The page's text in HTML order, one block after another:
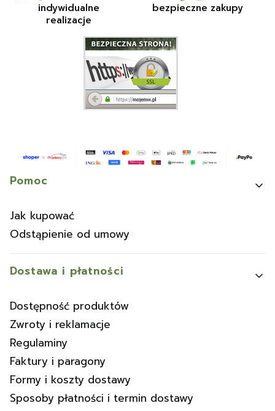
indywidualne
realizacje
bezpieczne zakupy
Linki w stopce
Pomoc
Jak kupować
Odstąpienie od umowy
Dostawa i płatności
Dostępność produktów
Zwroty i reklamacje
Regulaminy
Faktury i paragony
Formy i koszty dostawy
Sposoby płatności i termin dostawy